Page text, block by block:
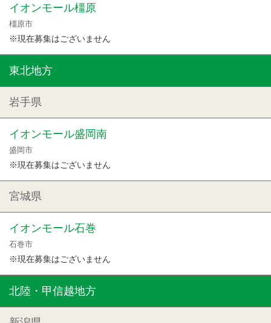
橿原市
イオンモール橿原
※現在募集はございません
東北地方
岩手県
盛岡市
イオンモール盛岡南
※現在募集はございません
宮城県
石巻市
イオンモール石巻
※現在募集はございません
北陸・甲信越地方